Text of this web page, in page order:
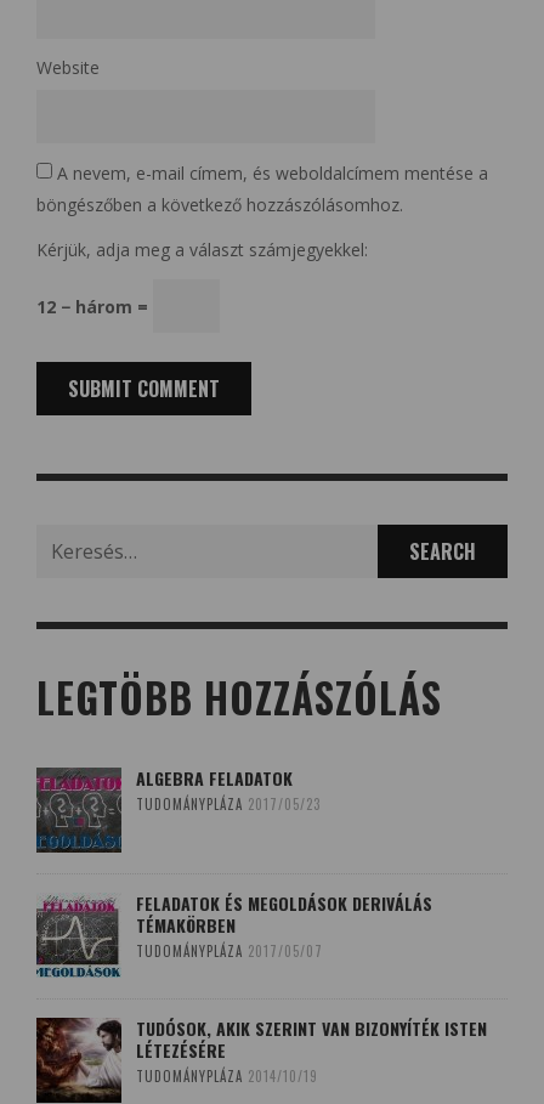
Website
A nevem, e-mail címem, és weboldalcímem mentése a
böngészőben a következő hozzászólásomhoz.
Kérjük, adja meg a választ számjegyekkel:
12 − három =
for:
LEGTÖBB HOZZÁSZÓLÁS
ALGEBRA FELADATOK
TUDOMÁNYPLÁZA 2017/05/23
FELADATOK ÉS MEGOLDÁSOK DERIVÁLÁS
TÉMAKÖRBEN
TUDOMÁNYPLÁZA 2017/05/07
TUDÓSOK, AKIK SZERINT VAN BIZONYÍTÉK ISTEN
LÉTEZÉSÉRE
TUDOMÁNYPLÁZA 2014/10/19